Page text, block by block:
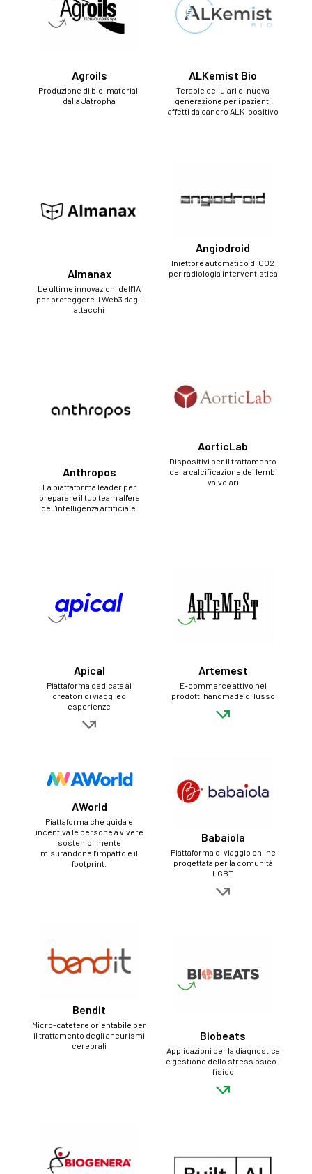
Agroils
Produzione di bio-materiali
dalla Jatropha
ALKemist Bio
Terapie cellulari di nuova
generazione per i pazienti
affetti da cancro ALK-positivo
Almanax
Le ultime innovazioni dell’IA
per proteggere il Web3 dagli
attacchi
Angiodroid
Iniettore automatico di CO2
per radiologia interventistica
Anthropos
La piattaforma leader per
preparare il tuo team all'era
dell'intelligenza artificiale.
AorticLab
Dispositivi per il trattamento
della calcificazione dei lembi
valvolari
Apical
Piattaforma dedicata ai
creatori di viaggi ed
esperienze
Artemest
E-commerce attivo nei
prodotti handmade di lusso
AWorld
Piattaforma che guida e
incentiva le persone a vivere
sostenibilmente
misurandone l’impatto e il
footprint.
Babaiola
Piattaforma di viaggio online
progettata per la comunità
LGBT
Bendit
Micro-catetere orientabile per
il trattamento degli aneurismi
cerebrali
Biobeats
Applicazioni per la diagnostica
e gestione dello stress psico-
fisico